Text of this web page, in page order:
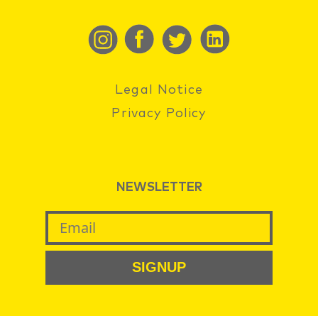
Legal Notice
Privacy Policy
NEWSLETTER
SIGNUP